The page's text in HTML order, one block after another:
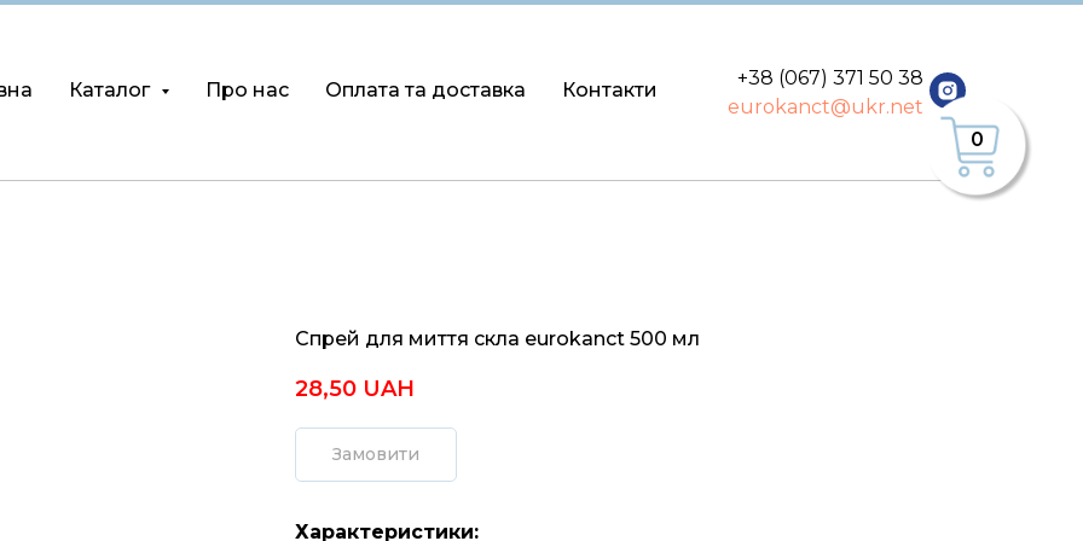
0
Каталог Про нас Оплата та доставка Контакти
+38 (067) 371 50 38
eurokanct@ukr.net
Спрей для миття скла eurokanct 500 мл
28,50 UAH
Замовити
Характеристики: